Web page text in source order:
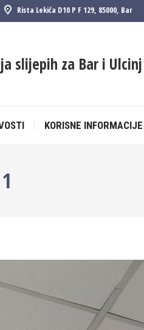
Rista Lekića D10 P F 129, 85000, Bar
slijepih za Bar i Ulcinj
KORISNE INFORMACIJE
KORISNE INFORMACIJE